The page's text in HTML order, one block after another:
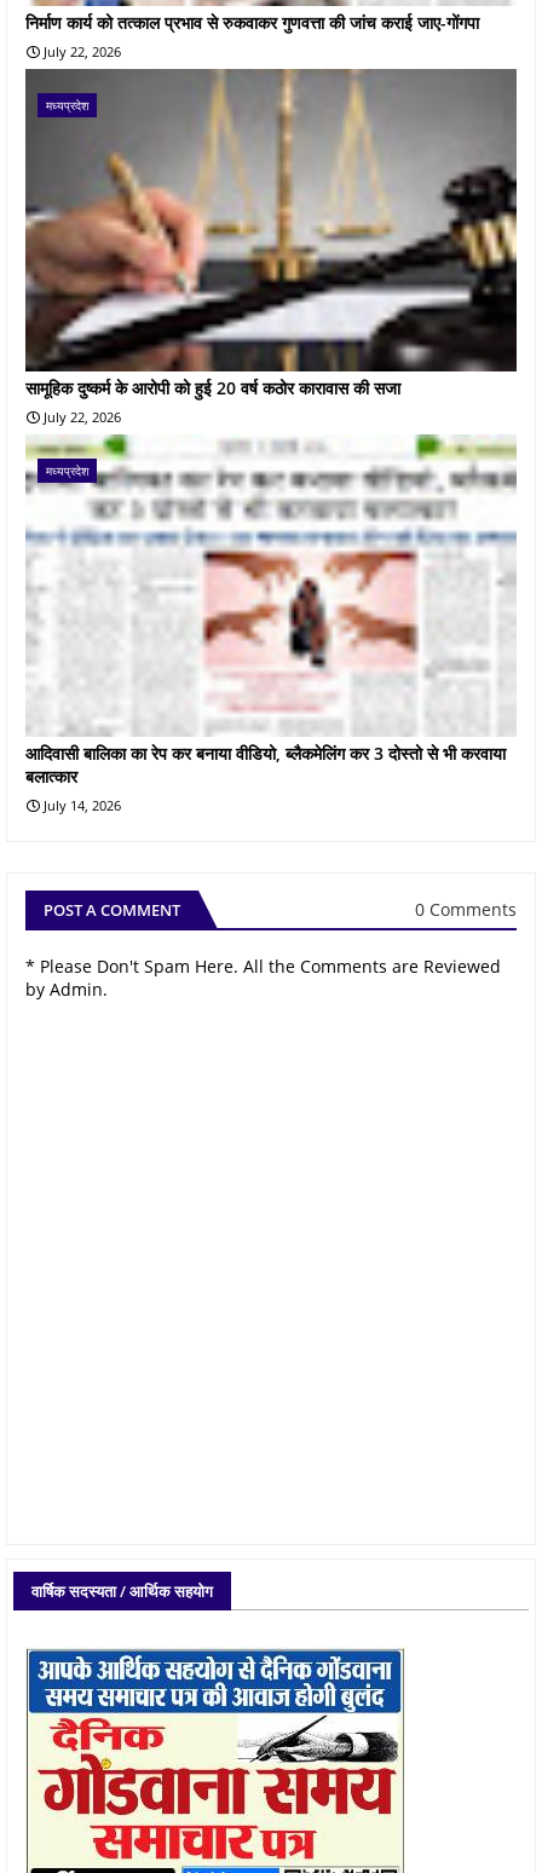
निर्माण कार्य को तत्काल प्रभाव से रुकवाकर गुणवत्ता की जांच कराई जाए-गोंगपा
July 22, 2026
मध्यप्रदेश
सामूहिक दुष्कर्म के आरोपी को हुई 20 वर्ष कठोर कारावास की सजा
July 22, 2026
मध्यप्रदेश
आदिवासी बालिका का रेप कर बनाया वीडियो, ब्लैकमेलिंग कर 3 दोस्तो से भी करवाया
बलात्कार
July 14, 2026
POST A COMMENT 0 Comments
* Please Don't Spam Here. All the Comments are Reviewed
by Admin.
वार्षिक सदस्यता / आर्थिक सहयोग